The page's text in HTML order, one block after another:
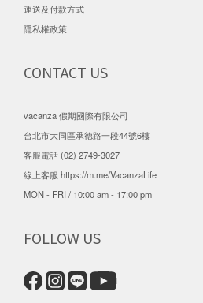
運送及付款方式
隱私權政策
CONTACT US
vacanza 假期國際有限公司
台北市大同區承德路一段44號6樓
客服電話 (02) 2749-3027
線上客服 https://m.me/VacanzaLife
MON - FRI / 10:00 am - 17:00 pm
FOLLOW US